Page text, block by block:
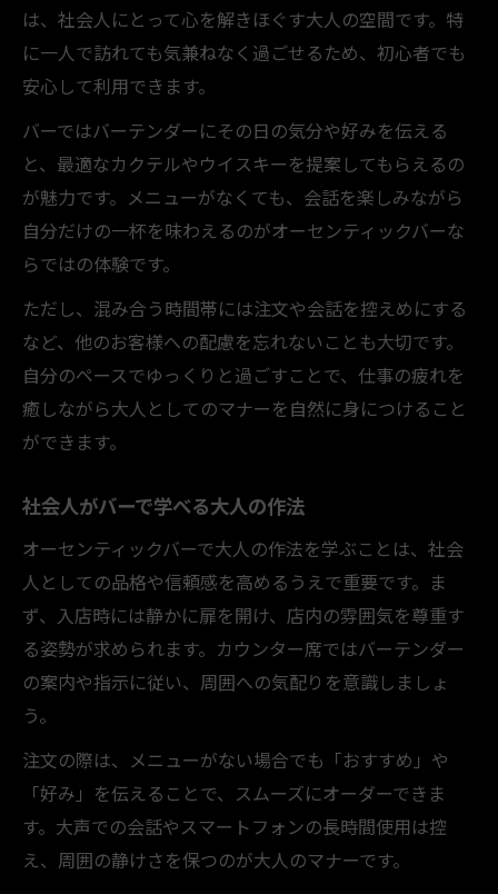
は、社会人にとって心を解きほぐす大人の空間です。特
に一人で訪れても気兼ねなく過ごせるため、初心者でも
安心して利用できます。
バーではバーテンダーにその日の気分や好みを伝える
と、最適なカクテルやウイスキーを提案してもらえるの
が魅力です。メニューがなくても、会話を楽しみながら
自分だけの一杯を味わえるのがオーセンティックバーな
らではの体験です。
ただし、混み合う時間帯には注文や会話を控えめにする
など、他のお客様への配慮を忘れないことも大切です。
自分のペースでゆっくりと過ごすことで、仕事の疲れを
癒しながら大人としてのマナーを自然に身につけること
ができます。
社会人がバーで学べる大人の作法
オーセンティックバーで大人の作法を学ぶことは、社会
人としての品格や信頼感を高めるうえで重要です。ま
ず、入店時には静かに扉を開け、店内の雰囲気を尊重す
る姿勢が求められます。カウンター席ではバーテンダー
の案内や指示に従い、周囲への気配りを意識しましょ
う。
注文の際は、メニューがない場合でも「おすすめ」や
「好み」を伝えることで、スムーズにオーダーできま
す。大声での会話やスマートフォンの長時間使用は控
え、周囲の静けさを保つのが大人のマナーです。